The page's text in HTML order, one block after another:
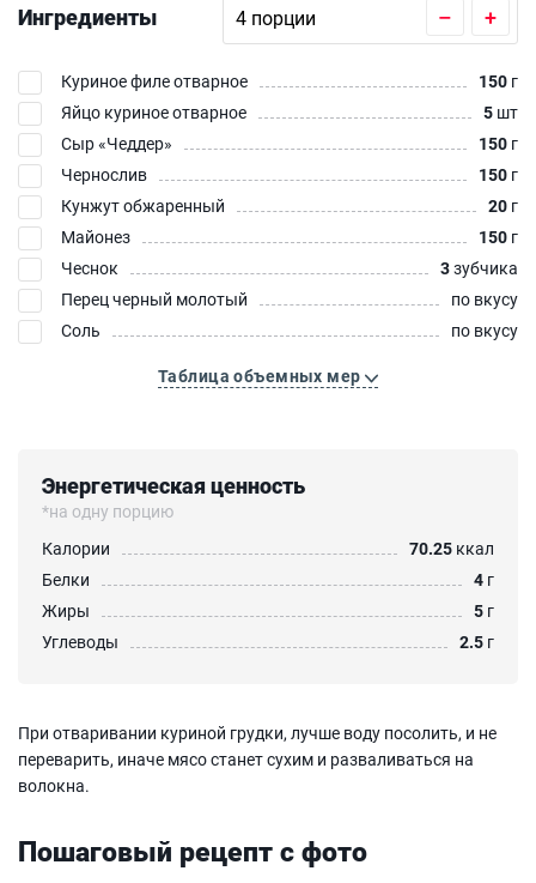
Ингредиенты – +
Куриное филе отварное 150 г
Яйцо куриное отварное
5 шт
Сыр «Чеддер»‎
150 г
Чернослив
150 г
Кунжут обжаренный
20 г
Майонез
150 г
Чеснок
3зубчика
Перец черный молотый
по вкусу
Соль
по вкусу
Таблица объемных мер
Энергетическая ценность
*на одну порцию
Калории
70.25 ккал
Белки
4 г
Жиры
5 г
Углеводы
2.5 г
При отваривании куриной грудки, лучше воду посолить, и не
переварить, иначе мясо станет сухим и разваливаться на
волокна.
Пошаговый рецепт с фото